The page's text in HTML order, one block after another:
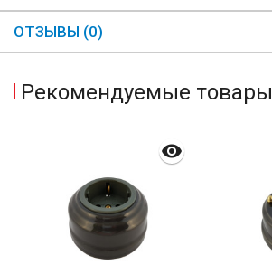
ОТЗЫВЫ (0)
Рекомендуемые товары